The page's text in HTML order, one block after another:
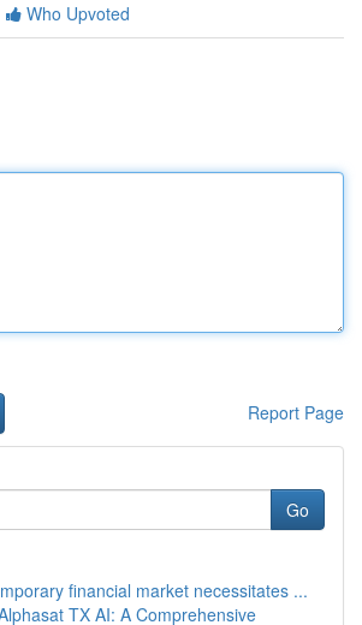
Who Upvoted
Report Page
Go
financial market necessitates ...
TX AI: A Comprehensive